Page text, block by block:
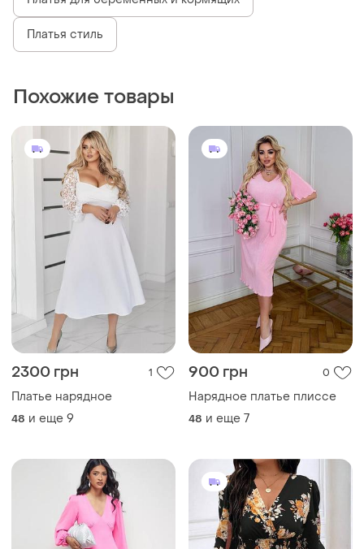
Платья стиль
Похожие товары
2300 грн 1
Платье нарядное
48 и еще 9
900 грн 0
Нарядное платье плиссе
48 и еще 7